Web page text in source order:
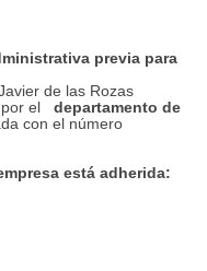
previa para
de las Rozas
por el departamento de
con el número
está adherida: